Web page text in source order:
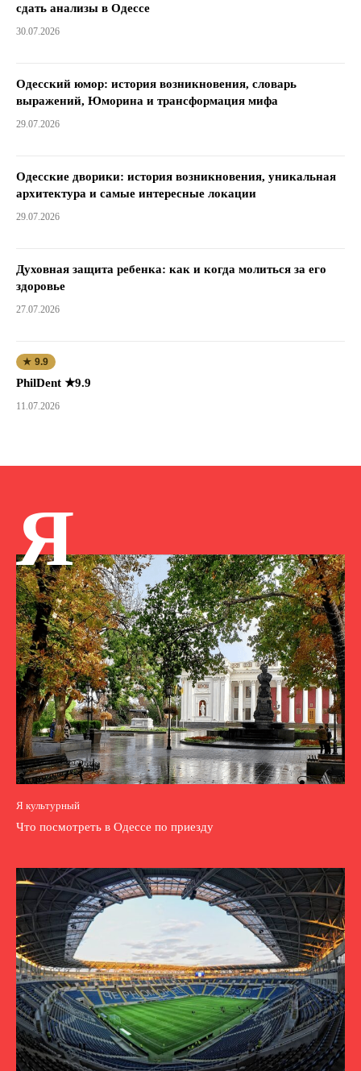
сдать анализы в Одессе
30.07.2026
Одесский юмор: история возникновения, словарь
выражений, Юморина и трансформация мифа
29.07.2026
Одесские дворики: история возникновения, уникальная
архитектура и самые интересные локации
29.07.2026
Духовная защита ребенка: как и когда молиться за его
здоровье
27.07.2026
★ 9.9
PhilDent ★9.9
11.07.2026
Я
Я культурный
Что посмотреть в Одессе по приезду